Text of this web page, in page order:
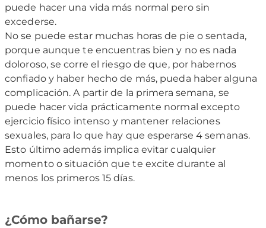
puede hacer una vida más normal pero sin
excederse.
No se puede estar muchas horas de pie o sentada,
porque aunque te encuentras bien y no es nada
doloroso, se corre el riesgo de que, por habernos
confiado y haber hecho de más, pueda haber alguna
complicación. A partir de la primera semana, se
puede hacer vida prácticamente normal excepto
ejercicio físico intenso y mantener relaciones
sexuales, para lo que hay que esperarse 4 semanas.
Esto último además implica evitar cualquier
momento o situación que te excite durante al
menos los primeros 15 días.
¿Cómo bañarse?